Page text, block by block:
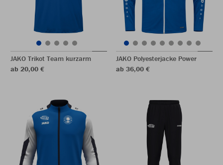
JAKO Trikot Team kurzarm
ab 20,00 €
JAKO Polyesterjacke Power
ab 36,00 €